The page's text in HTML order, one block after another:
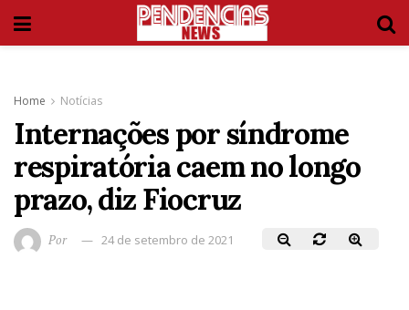
Home Notícias
Internações por síndrome
respiratória caem no longo
prazo, diz Fiocruz
Por 24 de setembro de 2021